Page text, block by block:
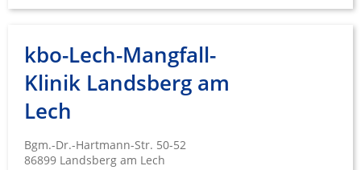
kbo-Lech-Mangfall-
Klinik Landsberg am
Lech
Bgm.-Dr.-Hartmann-Str. 50-52
86899 Landsberg am Lech